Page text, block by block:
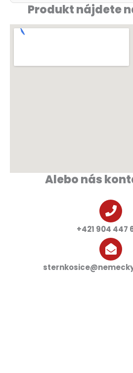
Produkt nájdete
Alebo nás
+421 904 447